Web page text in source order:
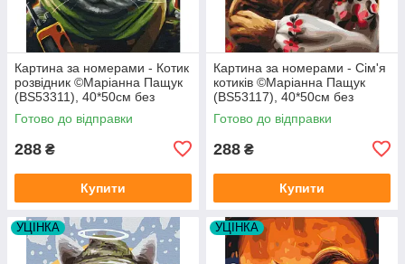
Картина за номерами - Котик
розвідник ©Маріанна Пащук
(BS53311), 40*50см без
коробки
Готово до відправки
288 ₴
Купити
Картина за номерами - Сім'я
котиків ©Маріанна Пащук
(BS53117), 40*50см без
коробки
Готово до відправки
288 ₴
Купити
УЦІНКА УЦІНКА